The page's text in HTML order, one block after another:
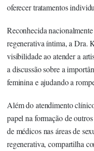
oferecer tratamentos
Reconhecida
regenerativa íntima, aDra.
visibilidade ao atender a
a discussão sobre a
feminina e ajudando a
Além do atendimento
papel na formação de
de médicos nas áreas de
regenerativa, compartilha